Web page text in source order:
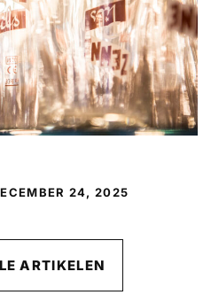
24, 2025
ARTIKELEN